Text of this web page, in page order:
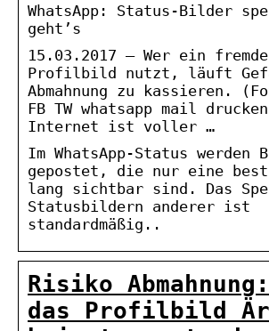
WhatsApp: Status-Bilder
geht’s
15.03.2017 — Wer ein
Profilbild nutzt, läuft
Abmahnung zu kassieren.
FB TW whatsapp mail
Internet ist voller …
Im WhatsApp-Status werden
gepostet, die nur eine
lang sichtbar sind. Das
Statusbildern anderer ist
standardmäßig..
Risiko Abmahnung:
das Profilbild